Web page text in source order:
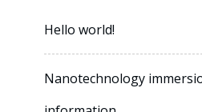
Hello world!
Nanotechnology